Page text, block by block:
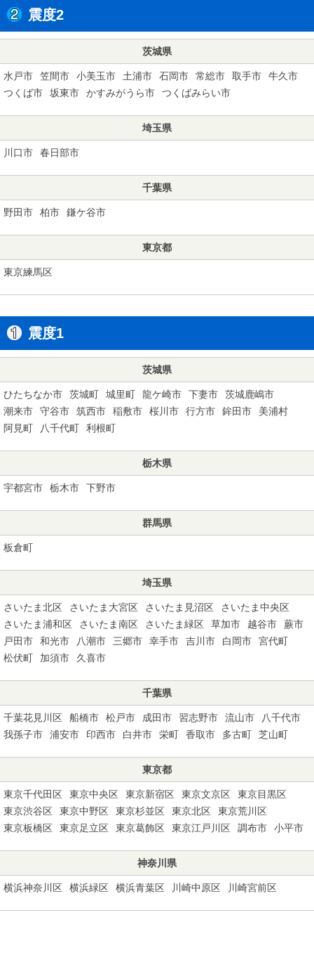
震度2
茨城県
水戸市 笠間市 小美玉市 土浦市 石岡市 常総市 取手市
牛久市
つくば市
坂東市 かすみがうら市 つくばみらい市
埼玉県
川口市 春日部市
千葉県
野田市 柏市 鎌ケ谷市
東京都
東京練馬区
震度1
茨城県
ひたちなか市 茨城町 城里町 龍ケ崎市 下妻市
茨城鹿嶋市
潮来市
守谷市 筑西市 稲敷市 桜川市 行方市 鉾田市
美浦村
阿見町
八千代町 利根町
栃木県
宇都宮市 栃木市 下野市
群馬県
板倉町
埼玉県
さいたま北区 さいたま大宮区 さいたま見沼区
さいたま中央区
さいたま浦和区
さいたま南区 さいたま緑区 草加市 越谷市
蕨市
戸田市
和光市 八潮市 三郷市 幸手市 吉川市 白岡市
宮代町
松伏町
加須市 久喜市
千葉県
千葉花見川区 船橋市 松戸市 成田市 習志野市 流山市
八千代市
我孫子市
浦安市 印西市 白井市 栄町 香取市 多古町 芝山町
東京都
東京千代田区 東京中央区 東京新宿区 東京文京区
東京目黒区
東京渋谷区
東京中野区 東京杉並区 東京北区
東京荒川区
東京板橋区
東京足立区 東京葛飾区 東京江戸川区 調布市 小平市
神奈川県
横浜神奈川区 横浜緑区 横浜青葉区 川崎中原区 川崎宮前区